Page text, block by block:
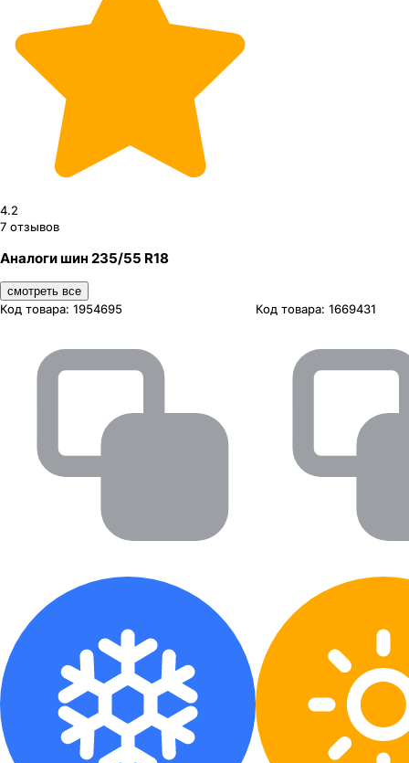
4.2
7 отзывов
Аналоги шин 235/55 R18
смотреть все
Код товара: 1954695 Код товара: 1669431